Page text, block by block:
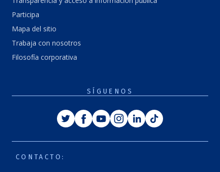
Participa
Mapa del sitio
Trabaja con nosotros
Filosofía corporativa
SÍGUENOS
TwitterFacebook
YoutubeInstagram
LinkedinTiktok
CONTACTO: